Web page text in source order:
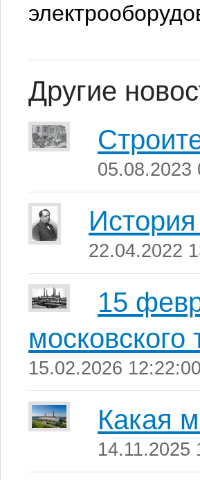
Другие
05.08.2023
22.04.2022
15
15.02.2026 12:22:00
Какая
14.11.2025